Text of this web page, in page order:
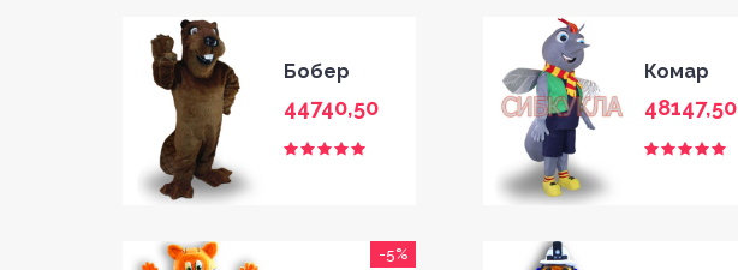
Бобер
44740,50
Комар
48147,50
-5%